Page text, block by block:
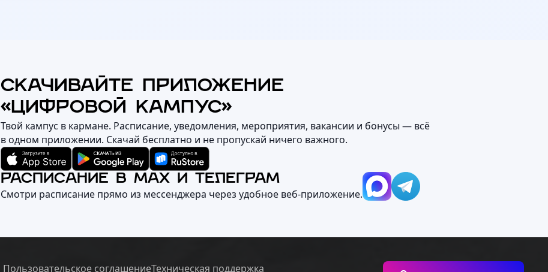
СКАЧИВАЙТЕ ПРИЛОЖЕНИЕ
«ЦИФРОВОЙ КАМПУС»
Твой кампус в кармане. Расписание, уведомления, мероприятия, вакансии и бонусы — всё
в одном приложении. Скачай бесплатно и не пропускай ничего важного.
РАСПИСАНИЕ В MAX И ТЕЛЕГРАМ
Смотри расписание прямо из мессенджера через удобное веб‑приложение.
Пользовательское соглашениеТехническая поддержка